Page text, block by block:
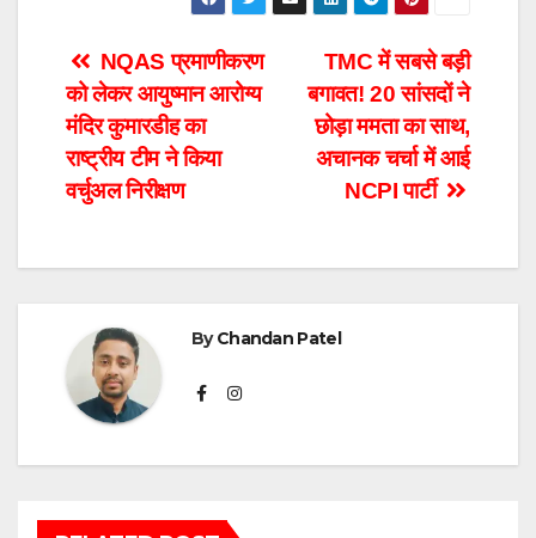
Post
navigation
TMC में सबसे बड़ी
बगावत! 20 सांसदों ने
छोड़ा ममता का साथ,
अचानक चर्चा में आई
NCPI पार्टी
NQAS प्रमाणीकरण
को लेकर आयुष्मान आरोग्य
मंदिर कुमारडीह का
राष्ट्रीय टीम ने किया
वर्चुअल निरीक्षण
ByChandan Patel